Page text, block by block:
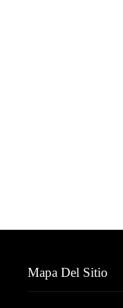
Mapa Del Sitio